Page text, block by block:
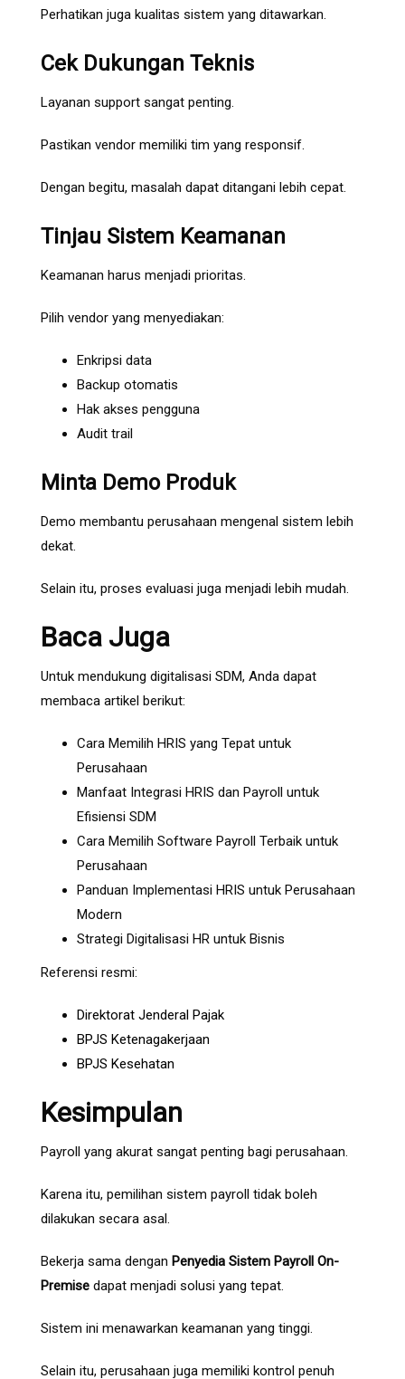
Perhatikan juga kualitas sistem yang ditawarkan.
Cek Dukungan Teknis
Layanan support sangat penting.
Pastikan vendor memiliki tim yang responsif.
Dengan begitu, masalah dapat ditangani lebih cepat.
Tinjau Sistem Keamanan
Keamanan harus menjadi prioritas.
Pilih vendor yang menyediakan:
Enkripsi data
Backup otomatis
Hak akses pengguna
Audit trail
Minta Demo Produk
Demo membantu perusahaan mengenal sistem lebih
dekat.
Selain itu, proses evaluasi juga menjadi lebih mudah.
Baca Juga
Untuk mendukung digitalisasi SDM, Anda dapat
membaca artikel berikut:
Cara Memilih HRIS yang Tepat untuk
Perusahaan
Manfaat Integrasi HRIS dan Payroll untuk
Efisiensi SDM
Cara Memilih Software Payroll Terbaik untuk
Perusahaan
Panduan Implementasi HRIS untuk Perusahaan
Modern
Strategi Digitalisasi HR untuk Bisnis
Referensi resmi:
Direktorat Jenderal Pajak
BPJS Ketenagakerjaan
BPJS Kesehatan
Kesimpulan
Payroll yang akurat sangat penting bagi perusahaan.
Karena itu, pemilihan sistem payroll tidak boleh
dilakukan secara asal.
Bekerja sama dengan Penyedia Sistem Payroll On-
Premise dapat menjadi solusi yang tepat.
Sistem ini menawarkan keamanan yang tinggi.
Selain itu, perusahaan juga memiliki kontrol penuh